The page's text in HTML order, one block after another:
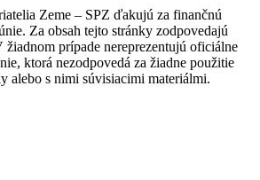
Zeme – SPZ ďakujú za finančnú
Za obsah tejto stránky zodpovedajú
žiadnom prípade nereprezentujú oficiálne
ktorá nezodpovedá za žiadne použitie
alebo s nimi súvisiacimi materiálmi.